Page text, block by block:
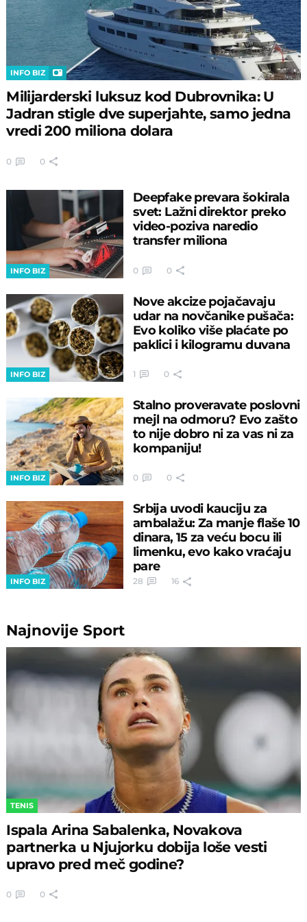
INFO BIZ
Milijarderski luksuz kod Dubrovnika: U
Jadran stigle dve superjahte, samo jedna
vredi 200 miliona dolara
0 0
INFO BIZ
Deepfake prevara šokirala
svet: Lažni direktor preko
video-poziva naredio
transfer miliona
0 0
INFO BIZ
Nove akcize pojačavaju
udar na novčanike pušača:
Evo koliko više plaćate po
paklici i kilogramu duvana
1 0
INFO BIZ
Stalno proveravate poslovni
mejl na odmoru? Evo zašto
to nije dobro ni za vas ni za
kompaniju!
0 0
INFO BIZ
Srbija uvodi kauciju za
ambalažu: Za manje flaše 10
dinara, 15 za veću bocu ili
limenku, evo kako vraćaju
pare
28 16
NajnovijeSport
TENIS
Ispala Arina Sabalenka, Novakova
partnerka u Njujorku dobija loše vesti
upravo pred meč godine?
0 0